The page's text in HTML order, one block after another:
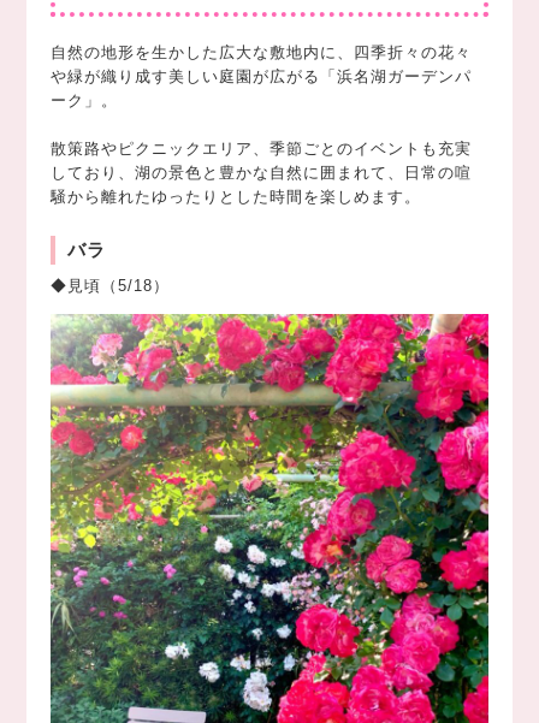
自然の地形を生かした広大な敷地内に、四季折々の花々
や緑が織り成す美しい庭園が広がる「浜名湖ガーデンパ
ーク」。
散策路やピクニックエリア、季節ごとのイベントも充実
しており、湖の景色と豊かな自然に囲まれて、日常の喧
騒から離れたゆったりとした時間を楽しめます。
バラ
◆見頃（5/18）